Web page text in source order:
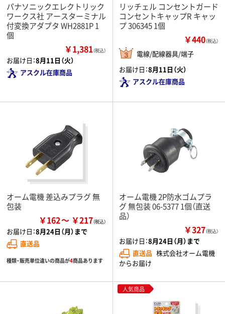
パナソニックエレクトリック
ワークス社 アースターミナル
付変換アダプタ WH2881P 1
個
￥1,381（税込）
お届け日：8月11日（火）
アスクル在庫商品
リッチェル コンセントガード
コンセントキャップR キャッ
プ 306345 1個
￥440（税込）
電線/配線器具/端子
お届け日：8月11日（火）
アスクル在庫商品
オーム電機 差込みプラグ 無
包装
￥162 ￥217
お届け日：8月24日（月）まで
直送品
種類・販売単位違いの商品が4商品あります
オーム電機 2P防水ゴムプラ
グ 無包装 06-5377 1個（直送
品）
￥327（税込）
お届け日：8月24日（月）まで
直送品 株式会社オーム電機
からお届け
人気商品